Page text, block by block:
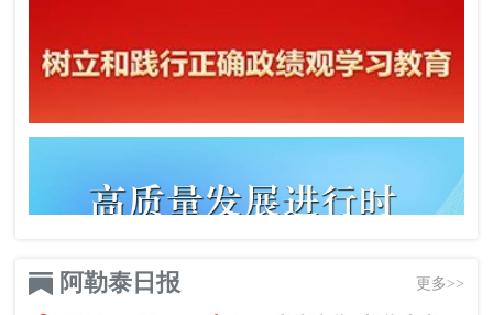
阿勒泰日报 更多>>